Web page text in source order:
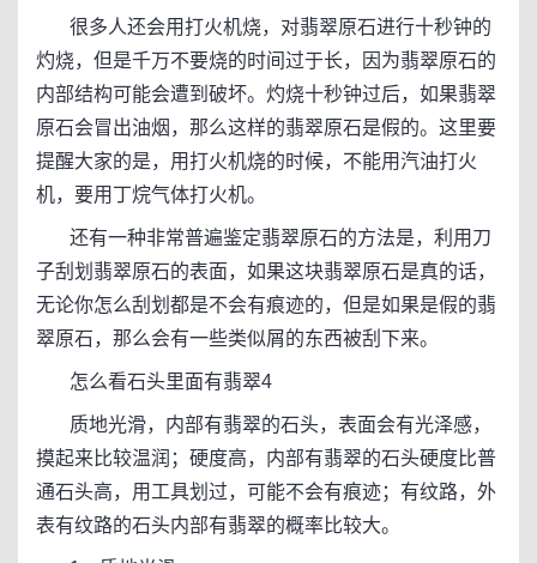
很多人还会用打火机烧，对翡翠原石进行十秒钟的
灼烧，但是千万不要烧的时间过于长，因为翡翠原石的
内部结构可能会遭到破坏。灼烧十秒钟过后，如果翡翠
原石会冒出油烟，那么这样的翡翠原石是假的。这里要
提醒大家的是，用打火机烧的时候，不能用汽油打火
机，要用丁烷气体打火机。
还有一种非常普遍鉴定翡翠原石的方法是，利用刀
子刮划翡翠原石的表面，如果这块翡翠原石是真的话，
无论你怎么刮划都是不会有痕迹的，但是如果是假的翡
翠原石，那么会有一些类似屑的东西被刮下来。
怎么看石头里面有翡翠4
质地光滑，内部有翡翠的石头，表面会有光泽感，
摸起来比较温润；硬度高，内部有翡翠的石头硬度比普
通石头高，用工具划过，可能不会有痕迹；有纹路，外
表有纹路的石头内部有翡翠的概率比较大。